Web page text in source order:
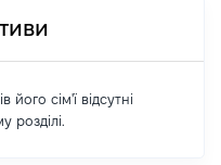
його сім'ї відсутні
розділі.